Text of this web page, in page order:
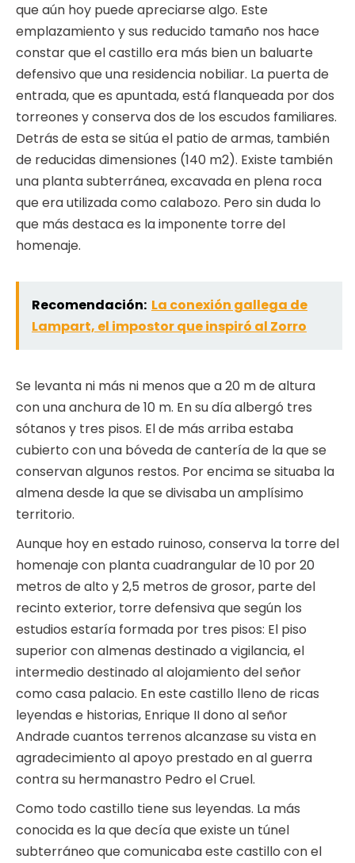
que aún hoy puede apreciarse algo. Este
emplazamiento y sus reducido tamaño nos hace
constar que el castillo era más bien un baluarte
defensivo que una residencia nobiliar. La puerta de
entrada, que es apuntada, está flanqueada por dos
torreones y conserva dos de los escudos familiares.
Detrás de esta se sitúa el patio de armas, también
de reducidas dimensiones (140 m2). Existe también
una planta subterránea, excavada en plena roca
que era utilizada como calabozo. Pero sin duda lo
que más destaca es la imponente torre del
homenaje.
Recomendación: La conexión gallega de
Lampart, el impostor que inspiró al Zorro
Se levanta ni más ni menos que a 20 m de altura
con una anchura de 10 m. En su día albergó tres
sótanos y tres pisos. El de más arriba estaba
cubierto con una bóveda de cantería de la que se
conservan algunos restos. Por encima se situaba la
almena desde la que se divisaba un amplísimo
territorio.
Aunque hoy en estado ruinoso, conserva la torre del
homenaje con planta cuadrangular de 10 por 20
metros de alto y 2,5 metros de grosor, parte del
recinto exterior, torre defensiva que según los
estudios estaría formada por tres pisos: El piso
superior con almenas destinado a vigilancia, el
intermedio destinado al alojamiento del señor
como casa palacio. En este castillo lleno de ricas
leyendas e historias, Enrique II dono al señor
Andrade cuantos terrenos alcanzase su vista en
agradecimiento al apoyo prestado en al guerra
contra su hermanastro Pedro el Cruel.
Como todo castillo tiene sus leyendas. La más
conocida es la que decía que existe un túnel
subterráneo que comunicaba este castillo con el